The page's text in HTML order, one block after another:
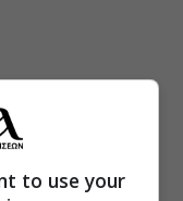
to use your